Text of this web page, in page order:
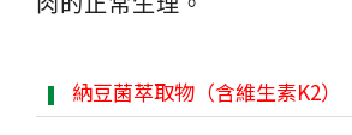
納豆菌萃取物（含維生素K2）